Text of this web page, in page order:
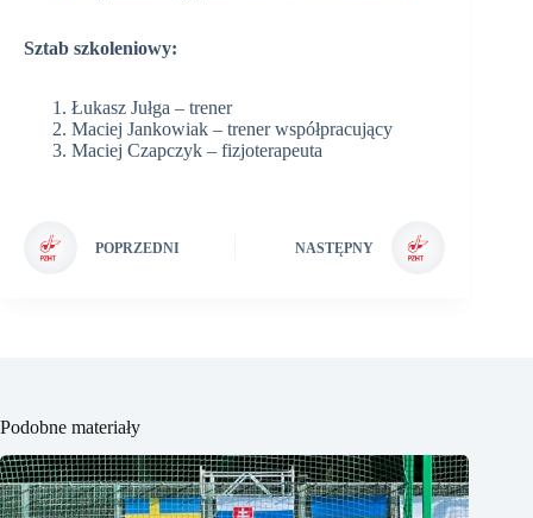
Sztab szkoleniowy:
Łukasz Jułga – trener
Maciej Jankowiak – trener współpracujący
Maciej Czapczyk – fizjoterapeuta
POPRZEDNI NASTĘPNY
Podobne materiały